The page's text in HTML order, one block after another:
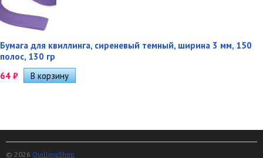
Бумага для квиллинга, сиреневый темный, ширина 3 мм, 150
полос, 130 гр
64 ₽
© 2026 QuillingShop